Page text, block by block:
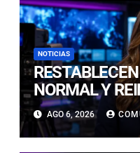
NOTICIAS
NORMAL Y
“PARE” TRAS
EN CALLE
PRADO
AGO 6, 2026